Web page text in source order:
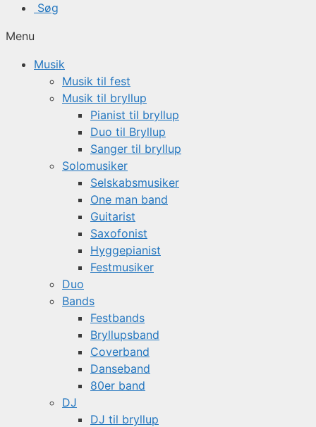
Søg
Menu
Musik
Musik til fest
Musik til bryllup
Pianist til bryllup
Duo til Bryllup
Sanger til bryllup
Solomusiker
Selskabsmusiker
One man band
Guitarist
Saxofonist
Hyggepianist
Festmusiker
Duo
Bands
Festbands
Bryllupsband
Coverband
Danseband
80er band
DJ
DJ til bryllup